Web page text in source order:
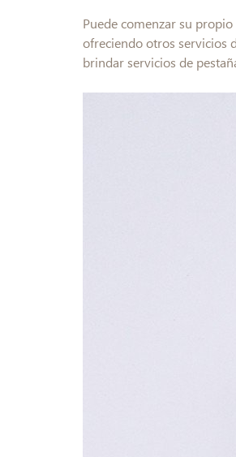
Puede comenzar su
ofreciendo otros servicios
brindar servicios de